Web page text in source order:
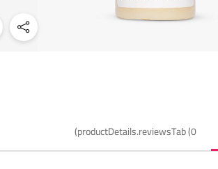
productDetails.reviewsTab (0)